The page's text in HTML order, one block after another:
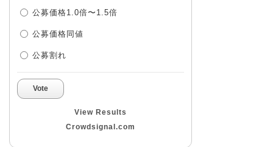
公募価格1.0倍〜1.5倍
公募価格同値
公募割れ
Vote
View Results
Crowdsignal.com